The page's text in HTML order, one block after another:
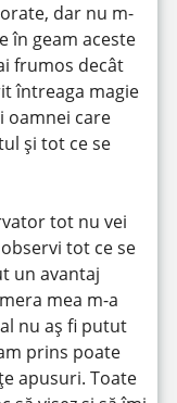
dar nu m-
în geam aceste
frumos decât
întreaga magie
oamnei care
și tot ce se
tot nu vei
tot ce se
un avantaj
mea m-a
nu aș fi putut
prins poate
apusuri. Toate